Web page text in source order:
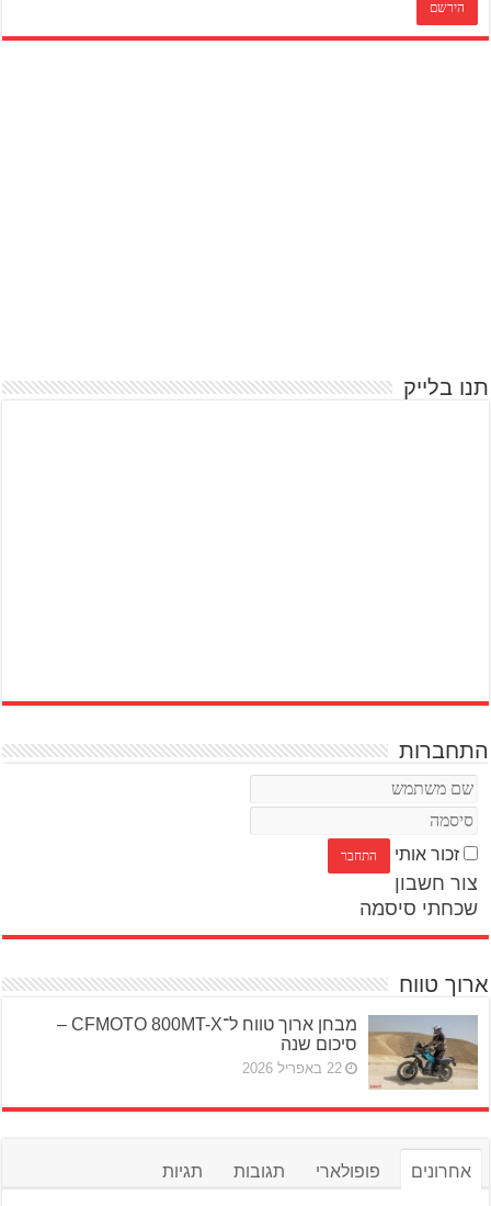
תנו בלייק
התחברות
זכור אותי
צור חשבון
שכחתי סיסמה
ארוך טווח
מבחן ארוך טווח ל־CFMOTO 800MT-X –
סיכום שנה
22 באפריל 2026
אחרונים פופולארי תגובות תגיות